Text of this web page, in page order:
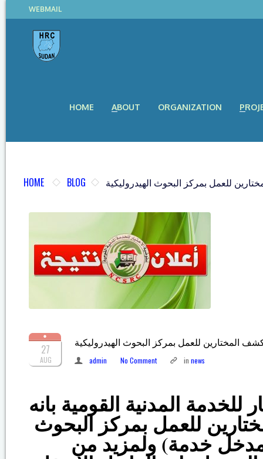
WEBMAIL
HOME ABOUT ORGANIZATION
HOME BLOG للعمل بمركز البحوث الهيدروليكية
27
AUG
المختارين للعمل بمركز البحوث الهيدروليكية
admin No Comment in news
للخدمة المدنية القومية بانه
للعمل بمركز البحوث
(مدخل خدمة) ولمزيد من